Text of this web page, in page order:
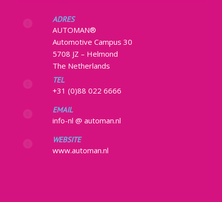
ADRES
AUTOMAN®
Automotive Campus 30
5708 JZ – Helmond
The Netherlands
TEL
+31 (0)88 022 6666
EMAIL
info-nl @ automan.nl
WEBSITE
www.automan.nl